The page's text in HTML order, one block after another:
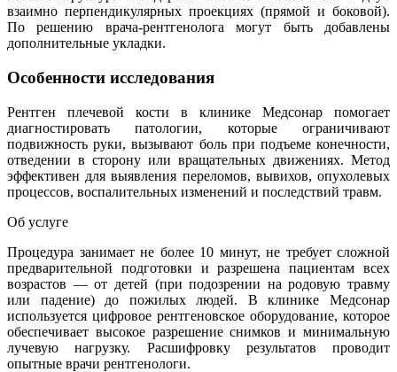
взаимно перпендикулярных проекциях (прямой и боковой).
По решению врача-рентгенолога могут быть добавлены
дополнительные укладки.
Особенности исследования
Рентген плечевой кости в клинике Медсонар помогает
диагностировать патологии, которые ограничивают
подвижность руки, вызывают боль при подъеме конечности,
отведении в сторону или вращательных движениях. Метод
эффективен для выявления переломов, вывихов, опухолевых
процессов, воспалительных изменений и последствий травм.
Об услуге
Процедура занимает не более 10 минут, не требует сложной
предварительной подготовки и разрешена пациентам всех
возрастов — от детей (при подозрении на родовую травму
или падение) до пожилых людей. В клинике Медсонар
используется цифровое рентгеновское оборудование, которое
обеспечивает высокое разрешение снимков и минимальную
лучевую нагрузку. Расшифровку результатов проводит
опытные врачи рентгенологи.